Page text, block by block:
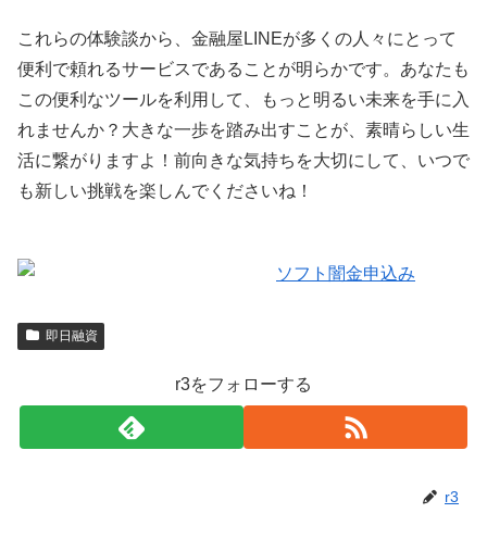
これらの体験談から、金融屋LINEが多くの人々にとって
便利で頼れるサービスであることが明らかです。あなたも
この便利なツールを利用して、もっと明るい未来を手に入
れませんか？大きな一歩を踏み出すことが、素晴らしい生
活に繋がりますよ！前向きな気持ちを大切にして、いつで
も新しい挑戦を楽しんでくださいね！
即日融資
r3をフォローする
r3